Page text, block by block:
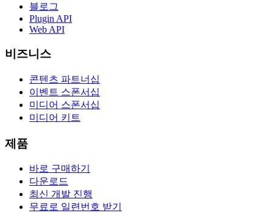
블로그
Plugin API
Web API
비즈니스
콘텐츠 파트너십
이벤트 스폰서십
미디어 스폰서십
미디어 키트
제품
바로 구매하기
다운로드
최신 개발 진행
무료로 일련번호 받기